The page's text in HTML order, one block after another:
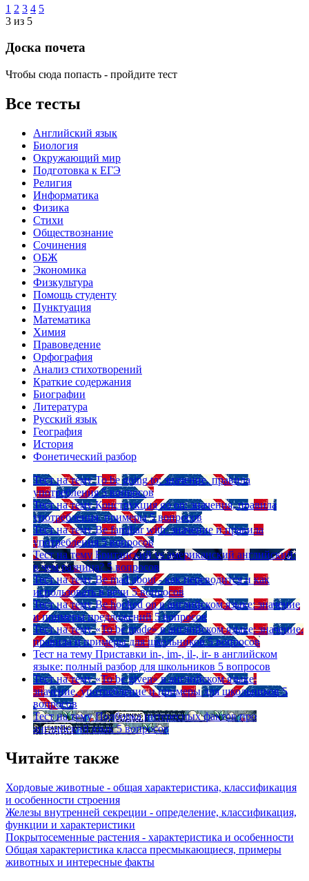
1 2 3 4 5
3 из 5
Доска почета
Чтобы сюда попасть - пройдите тест
Все тесты
Английский язык
Биология
Окружающий мир
Подготовка к ЕГЭ
Религия
Информатика
Физика
Стихи
Обществознание
Сочинения
ОБЖ
Экономика
Физкультура
Помощь студенту
Пунктуация
Математика
Химия
Правоведение
Орфография
Анализ стихотворений
Краткие содержания
Биографии
Литература
Русский язык
География
История
Фонетический разбор
Тест на тему To be going to: значение, правила
употребления 5 вопросов
Тест на тему Конструкция go on: значения, правила
употребления, примеры 5 вопросов
Тест на тему Be familiar with: значение и правила
употребления 5 вопросов
Тест на тему Британский vs американский английский:
в чем разница? 5 вопросов
Тест на тему Be mad about - как переводится и как
использовать в речи 5 вопросов
Тест на тему Be hooked on в английском языке: значение
и примеры предложений 5 вопросов
Тест на тему «To be made» в английском языке: значение,
правила и примеры для школьников 5 вопросов
Тест на тему Приставки in-, im-, il-, ir- в английском
языке: полный разбор для школьников 5 вопросов
Тест на тему «To be given» в английском языке:
значение, употребление и примеры для школьников 5
вопросов
Тест на тему Подборка интересных фактов про
английский язык 5 вопросов
Читайте также
Хордовые животные - общая характеристика, классификация
и особенности строения
Железы внутренней секреции - определение, классификация,
функции и характеристики
Покрытосеменные растения - характеристика и особенности
Общая характеристика класса пресмыкающиеся, примеры
животных и интересные факты